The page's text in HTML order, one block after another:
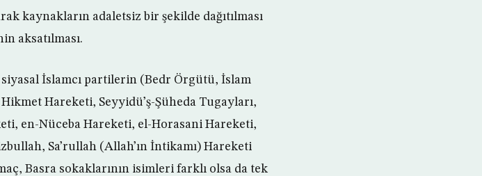
kaynakların adaletsiz bir şekilde dağıtılması
aksatılması.
İslamcı partilerin (Bedr Örgütü, İslam
Hareketi, Seyyidü’ş-Şüheda Tugayları,
en-Nüceba Hareketi, el-Horasani Hareketi,
Sa’rullah (Allah’ın İntikamı) Hareketi
Basra sokaklarının isimleri farklı olsa da tek